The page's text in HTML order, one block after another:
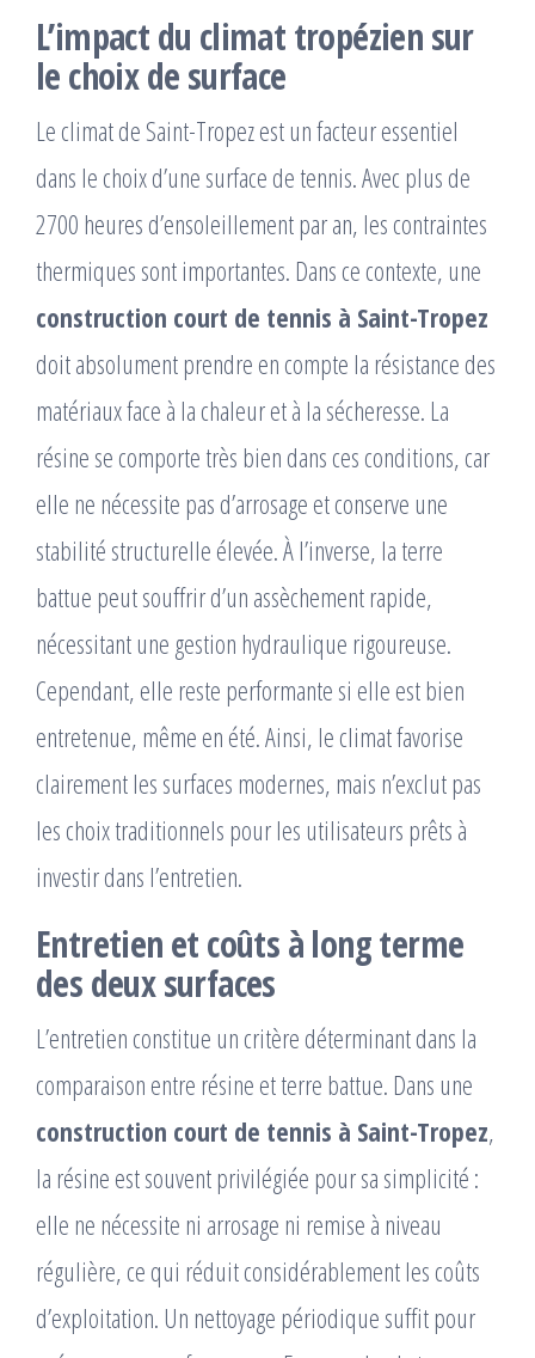
L’impact du climat tropézien sur
le choix de surface
Le climat de Saint-Tropez est un facteur essentiel
dans le choix d’une surface de tennis. Avec plus de
2700 heures d’ensoleillement par an, les contraintes
thermiques sont importantes. Dans ce contexte, une
construction court de tennis à Saint-Tropez
doit absolument prendre en compte la résistance des
matériaux face à la chaleur et à la sécheresse. La
résine se comporte très bien dans ces conditions, car
elle ne nécessite pas d’arrosage et conserve une
stabilité structurelle élevée. À l’inverse, la terre
battue peut souffrir d’un assèchement rapide,
nécessitant une gestion hydraulique rigoureuse.
Cependant, elle reste performante si elle est bien
entretenue, même en été. Ainsi, le climat favorise
clairement les surfaces modernes, mais n’exclut pas
les choix traditionnels pour les utilisateurs prêts à
investir dans l’entretien.
Entretien et coûts à long terme
des deux surfaces
L’entretien constitue un critère déterminant dans la
comparaison entre résine et terre battue. Dans une
construction court de tennis à Saint-Tropez,
la résine est souvent privilégiée pour sa simplicité :
elle ne nécessite ni arrosage ni remise à niveau
régulière, ce qui réduit considérablement les coûts
d’exploitation. Un nettoyage périodique suffit pour